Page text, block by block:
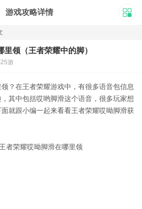
游戏攻略详情
领（王者荣耀中的脚）
游
？在王者荣耀游戏中，有很多语音包信息
其中包括哎哟脚滑这个语音，很多玩家想
就跟小编一起来看看王者荣耀哎呦脚滑获